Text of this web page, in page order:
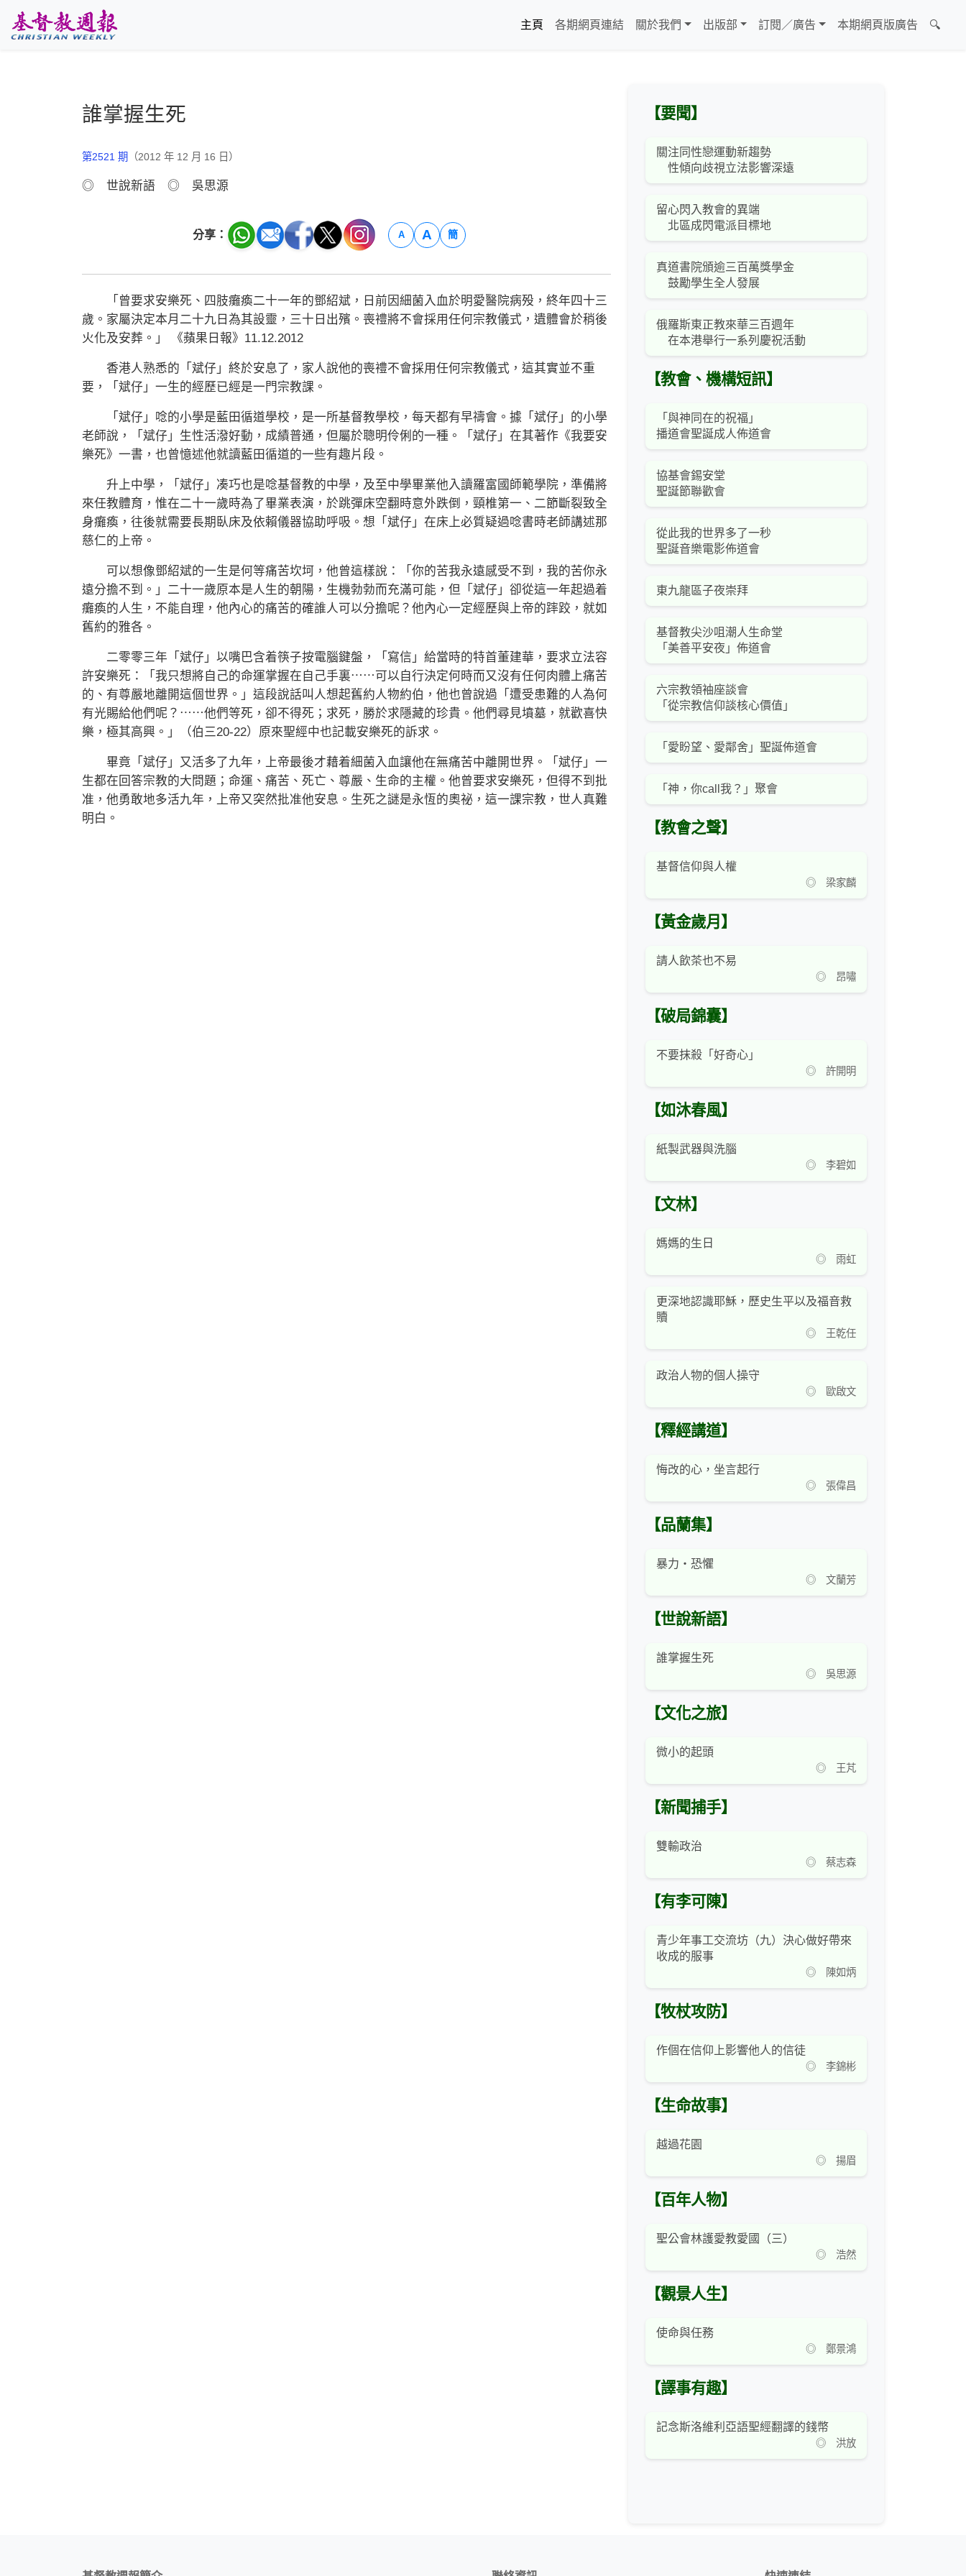
主頁
各期網頁連結 關於我們 出版部 訂閱／廣告 本期網頁版廣告 🔍
誰掌握生死
第2521 期 （2012 年 12 月 16 日）
◎ 世說新語 ◎ 吳思源
分享： A A 簡
「曾要求安樂死、四肢癱瘓二十一年的鄧紹斌，日前因細菌入血於明愛醫院病殁，終年四十三
歲。家屬決定本月二十九日為其設靈，三十日出殯。喪禮將不會採用任何宗教儀式，遺體會於稍後
火化及安葬。」 《蘋果日報》11.12.2012
香港人熟悉的「斌仔」終於安息了，家人說他的喪禮不會採用任何宗教儀式，這其實並不重
要，「斌仔」一生的經歷已經是一門宗教課。
「斌仔」唸的小學是藍田循道學校，是一所基督教學校，每天都有早禱會。據「斌仔」的小學
老師說，「斌仔」生性活潑好動，成績普通，但屬於聰明伶俐的一種。「斌仔」在其著作《我要安
樂死》一書，也曾憶述他就讀藍田循道的一些有趣片段。
升上中學，「斌仔」凑巧也是唸基督教的中學，及至中學畢業他入讀羅富國師範學院，準備將
來任教體育，惟在二十一歲時為了畢業表演，於跳彈床空翻時意外跌倒，頸椎第一、二節斷裂致全
身癱瘓，往後就需要長期臥床及依賴儀器協助呼吸。想「斌仔」在床上必質疑過唸書時老師講述那
慈仁的上帝。
可以想像鄧紹斌的一生是何等痛苦坎坷，他曾這樣說：「你的苦我永遠感受不到，我的苦你永
遠分擔不到。」二十一歲原本是人生的朝陽，生機勃勃而充滿可能，但「斌仔」卻從這一年起過着
癱瘓的人生，不能自理，他內心的痛苦的確誰人可以分擔呢？他內心一定經歷與上帝的𨄮跤，就如
舊約的雅各。
二零零三年「斌仔」以嘴巴含着筷子按電腦鍵盤，「寫信」給當時的特首董建華，要求立法容
許安樂死：「我只想將自己的命運掌握在自己手裏⋯⋯可以自行決定何時而又沒有任何肉體上痛苦
的、有尊嚴地離開這個世界。」這段說話叫人想起舊約人物約伯，他也曾說過「遭受患難的人為何
有光賜給他們呢？⋯⋯他們等死，卻不得死；求死，勝於求隱藏的珍貴。他們尋見墳墓，就歡喜快
樂，極其高興。」（伯三20-22）原來聖經中也記載安樂死的訴求。
畢竟「斌仔」又活多了九年，上帝最後才藉着細菌入血讓他在無痛苦中離開世界。「斌仔」一
生都在回答宗教的大問題；命運、痛苦、死亡、尊嚴、生命的主權。他曾要求安樂死，但得不到批
准，他勇敢地多活九年，上帝又突然批准他安息。生死之謎是永恆的奧祕，這一課宗教，世人真難
明白。
【要聞】
關注同性戀運動新趨勢
性傾向歧視立法影響深遠
留心閃入教會的異端
北區成閃電派目標地
真道書院頒逾三百萬獎學金
鼓勵學生全人發展
俄羅斯東正教來華三百週年
在本港舉行一系列慶祝活動
【教會、機構短訊】
「與神同在的祝福」
播道會聖誕成人佈道會
協基會錫安堂
聖誕節聯歡會
從此我的世界多了一秒
聖誕音樂電影佈道會
東九龍區子夜崇拜
基督教尖沙咀潮人生命堂
「美善平安夜」佈道會
六宗教領袖座談會
「從宗教信仰談核心價值」
「愛盼望、愛鄰舍」聖誕佈道會
「神，你call我？」聚會
【教會之聲】
基督信仰與人權
◎ 梁家麟
【黃金歲月】
請人飲茶也不易
◎ 昂嘯
【破局錦囊】
不要抹殺「好奇心」
◎ 許開明
【如沐春風】
紙製武器與洗腦
◎ 李碧如
【文林】
媽媽的生日
◎ 雨虹
更深地認識耶穌，歷史生平以及福音救
贖
◎ 王乾任
政治人物的個人操守
◎ 歐啟文
【釋經講道】
悔改的心，坐言起行
◎ 張偉昌
【品蘭集】
暴力‧恐懼
◎ 文蘭芳
【世說新語】
誰掌握生死
◎ 吳思源
【文化之旅】
微小的起頭
◎ 王芃
【新聞捕手】
雙輸政治
◎ 蔡志森
【有李可陳】
青少年事工交流坊（九）決心做好帶來
收成的服事
◎ 陳如炳
【牧杖攻防】
作個在信仰上影響他人的信徒
◎ 李錦彬
【生命故事】
越過花園
◎ 揚眉
【百年人物】
聖公會林護愛教愛國（三）
◎ 浩然
【觀景人生】
使命與任務
◎ 鄭景鴻
【譯事有趣】
記念斯洛維利亞語聖經翻譯的錢幣
◎ 洪放